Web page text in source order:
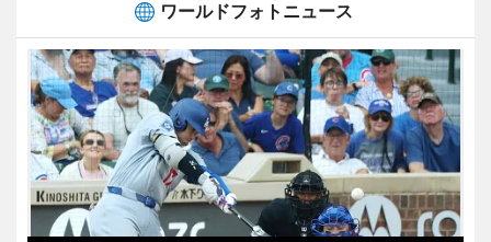
ワールドフォトニュース